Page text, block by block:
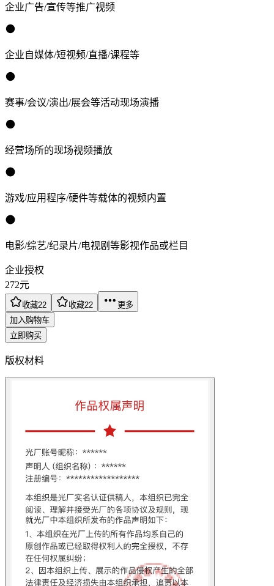
企业广告/宣传等推广视频
企业自媒体/短视频/直播/课程等
赛事/会议/演出/展会等活动现场演播
经营场所的现场视频播放
游戏/应用程序/硬件等载体的视频内置
电影/综艺/纪录片/电视剧等影视作品或栏目
企业授权
272元
收藏22 收藏22
更多
加入购物车
立即购买
版权材料